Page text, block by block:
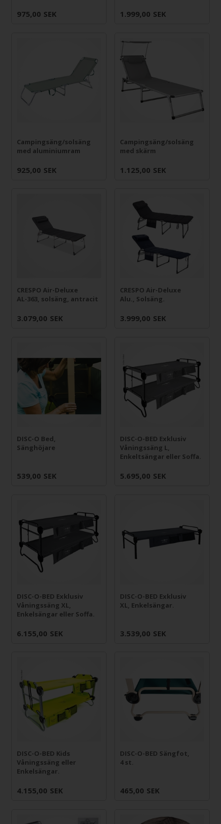
975,00 SEK 1.999,00 SEK
Campingsäng/solsäng
med aluminiumram
925,00 SEK
Campingsäng/solsäng
med skärm
1.125,00 SEK
CRESPO Air-Deluxe
AL-363, solsäng, antracit
3.079,00 SEK
CRESPO Air-Deluxe
Alu., Solsäng.
3.999,00 SEK
DISC-O Bed,
Sänghöjare
539,00 SEK
DISC-O-BED Exklusiv
Våningssäng L,
Enkeltsängar eller Soffa.
5.695,00 SEK
DISC-O-BED Exklusiv
Våningssäng XL,
Enkelsängar eller Soffa.
6.155,00 SEK
DISC-O-BED Exklusiv
XL, Enkelsängar.
3.539,00 SEK
DISC-O-BED Kids
Våningssäng eller
Enkelsängar.
4.155,00 SEK
DISC-O-BED Sängfot,
4 st.
465,00 SEK